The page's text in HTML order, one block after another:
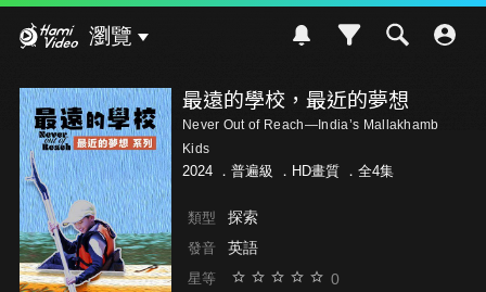
瀏覽
最遠的學校，最近的夢想
Never Out of Reach—India’s Mallakhamb
Kids
2024 ． 普遍級 ．HD畫質 ．全4集
類型 探索
發音 英語
星等 0